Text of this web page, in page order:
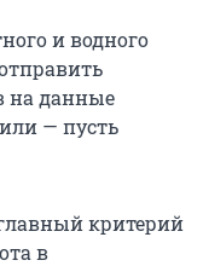
и водного
на данные
— пусть
критерий
в